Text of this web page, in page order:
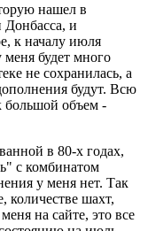
нашел в
Донбасса, и
к началу июля
будет много
не сохранилась, а
будут. Всю
большой объем -
в 80-х годах,
с комбинатом
у меня нет. Так
количестве шахт,
на сайте, это все